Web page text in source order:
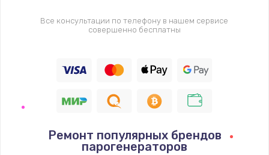
Все консультации по телефону в нашем сервисе
совершенно бесплатны
Ремонт популярных брендов
парогенераторов